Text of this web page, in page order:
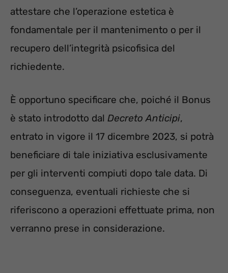
attestare che l’operazione estetica è
fondamentale per il mantenimento o per il
recupero dell’integrità psicofisica del
richiedente.
È opportuno specificare che, poiché il Bonus
è stato introdotto dal Decreto Anticipi,
entrato in vigore il 17 dicembre 2023, si potrà
beneficiare di tale iniziativa esclusivamente
per gli interventi compiuti dopo tale data. Di
conseguenza, eventuali richieste che si
riferiscono a operazioni effettuate prima, non
verranno prese in considerazione.